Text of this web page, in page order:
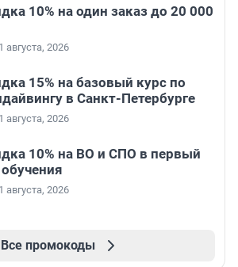
10% на один заказ до 20 000
августа, 2026
15% на базовый курс по
в Санкт-Петербурге
августа, 2026
10% на ВО и СПО в первый
обучения
августа, 2026
Все промокоды